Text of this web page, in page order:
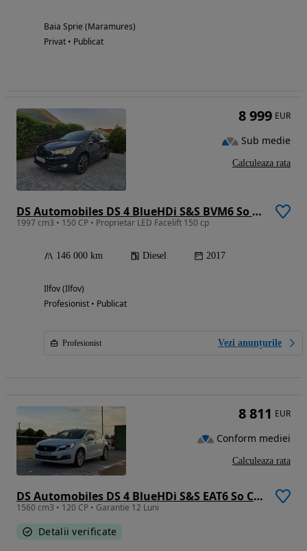
Baia Sprie (Maramures)
Privat • Publicat
DS Automobiles DS 4 BlueHDi S&S BVM6 So Chic
1997 cm3 • 150 CP • Proprietar LED Facelift 150 cp
146 000 km Diesel 2017
Ilfov (Ilfov)
Profesionist • Publicat
Profesionist Vezi anunțurile
8 999 EUR
Sub medie
Calculeaza rata
DS Automobiles DS 4 BlueHDi S&S EAT6 So Chic
1560 cm3 • 120 CP • Garantie 12 Luni
Detalii verificate
8 811 EUR
Conform mediei
Calculeaza rata